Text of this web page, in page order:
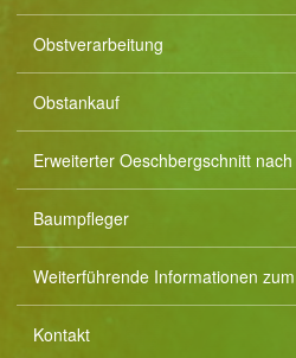
Obstverarbeitung
Obstankauf
Erweiterter Oeschbergschnitt
Baumpfleger
Weiterführende Informationen
Kontakt
Unsere Streuobstwiese
Unsere Streuobstwiese
Unsere Abfüllanlage
Unsere Wasch- und Museinheit
Unsere Weinpresse
Unsere Maischetank